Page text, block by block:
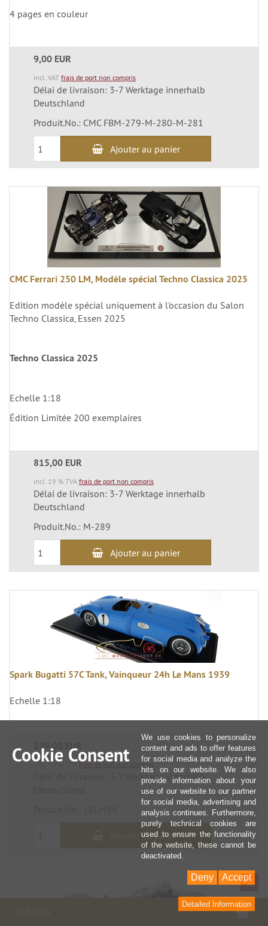
4 pages en couleur
9,00 EUR
incl. VAT frais de port non compris
Délai de livraison: 3-7 Werktage innerhalb
Deutschland
Produit.No.: CMC FBM-279-M-280-M-281
Ajouter au panier
CMC Ferrari 250 LM, Modèle spécial Techno Classica 2025
Edition modèle spécial uniquement à l'occasion du Salon
Techno Classica, Essen 2025
Techno Classica 2025
Echelle 1:18
Édition Limitée 200 exemplaires
815,00 EUR
incl. 19 % TVA frais de port non compris
Délai de livraison: 3-7 Werktage innerhalb
Deutschland
Produit.No.: M-289
Ajouter au panier
Spark Bugatti 57C Tank, Vainqueur 24h Le Mans 1939
Echelle 1:18
199,00 EUR
incl. 19 % TVA frais de port non compris
Délai de livraison: 3-7 Werktage innerhalb
Ajouter au panier
%
Cookie Consent
We use cookies to personalize
content and ads to offer features
for social media and analyze the
hits on our website. We also
provide information about your
use of our website to our partner
for social media, advertising and
analysis continues. Furthermore,
purely technical cookies are
used to ensure the functionality
of the website, these cannot be
deactivated.
Accept
Deny
Detailed Information